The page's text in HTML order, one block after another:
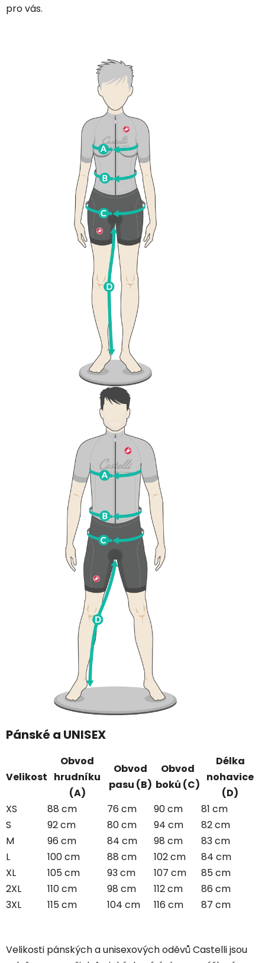
pro vás.
Pánské a UNISEX
Velikost
Obvod
hrudníku
(A)
Obvod
pasu (B)
Obvod
boků (C)
Délka
nohavice
(D)
XS
88 cm 76 cm 90 cm
81 cm
S
92 cm 80 cm 94 cm
82 cm
M
96 cm 84 cm 98 cm
83 cm
L
100 cm 88 cm 102 cm
84 cm
XL
105 cm 93 cm 107 cm
85 cm
2XL
110 cm 98 cm 112 cm
86 cm
3XL
115 cm 104 cm 116 cm 87 cm
Velikosti pánských a unisexových oděvů Castelli jsou